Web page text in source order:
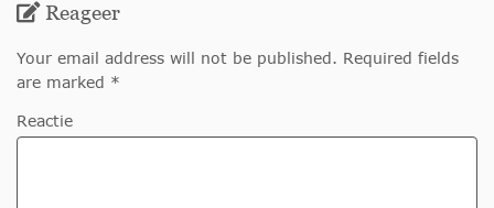
Reageer
Your email address will not be published. Required fields
are marked *
Reactie